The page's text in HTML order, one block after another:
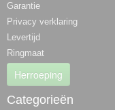
Garantie
Privacy verklaring
Levertijd
Ringmaat
Herroeping
Categorieën